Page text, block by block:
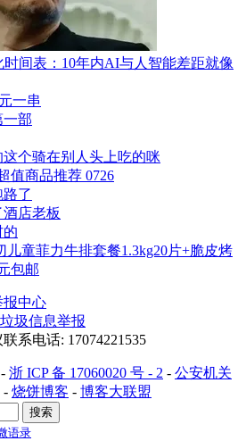
间表：10年内AI与人智能差距就像
一串
一部
个骑在别人头上吃的咪
值商品推荐 0726
了
店老板
的
儿童菲力牛排套餐1.3kg20片+脆皮烤
包邮
报中心
圾信息举报
系电话: 17074221535
- 浙 ICP 备 17060020 号 - 2 - 公安机关
- 烧饼博客 - 博客大联盟
搜索
语录